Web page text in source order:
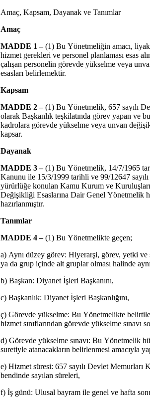
Amaç, Kapsam, Dayanak ve Tanımlar
Amaç
MADDE 1 –(1) Bu Yönetmeliğin amacı,
hizmet gerekleri ve personel planlaması esas
çalışan personelin görevde yükselme veya
esasları belirlemektir.
Kapsam
MADDE 2 –(1) Bu Yönetmelik, 657 sayılı
olarak Başkanlık teşkilatında görev yapan ve
kadrolara görevde yükselme veya unvan
kapsar.
Dayanak
MADDE 3 –(1) Bu Yönetmelik, 14/7/1965
Kanunu ile 15/3/1999 tarihli ve 99/12647
yürürlüğe konulan Kamu Kurum ve
Değişikliği Esaslarına Dair Genel Yönetmelik
hazırlanmıştır.
Tanımlar
MADDE 4 –(1) Bu Yönetmelikte geçen;
a) Aynı düzey görev: Hiyerarşi, görev, yetki ve
ya da grup içinde alt gruplar olması halinde
b) Başkan: Diyanet İşleri Başkanını,
c) Başkanlık: Diyanet İşleri Başkanlığını,
ç) Görevde yükselme: Bu Yönetmelikte
hizmet sınıflarından görevde yükselme sınavı
d) Görevde yükselme sınavı: Bu Yönetmelik
suretiyle atanacakların belirlenmesi amacıyla
e) Hizmet süresi: 657 sayılı Devlet
bendinde sayılan süreleri,
f) İş günü: Ulusal bayram ile genel ve hafta